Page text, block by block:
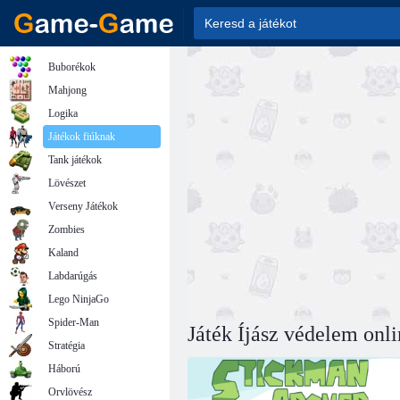
Játék Íjász védelem
Buborékok
Mahjong
Logika
Játékok fiúknak
Tank játékok
Lövészet
Verseny Játékok
Zombies
Kaland
Labdarúgás
Lego NinjaGo
Spider-Man
Stratégia
Háború
Orvlövész